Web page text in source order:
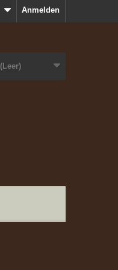
Anmelden
(Leer)